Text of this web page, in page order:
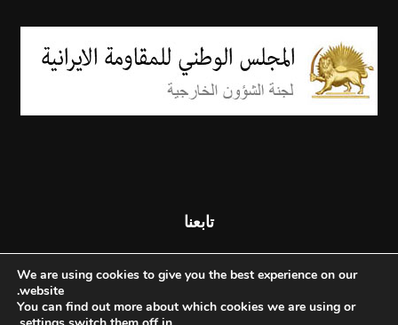
تابعنا
We are using cookies to give you the best experience on our
website.
You can find out more about which cookies we are using or